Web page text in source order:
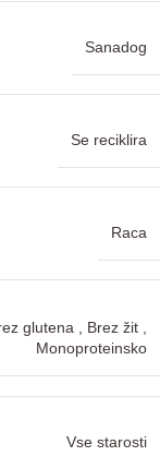
Sanadog
Se reciklira
Raca
glutena Brez žit
Monoproteinsko
Vse starosti